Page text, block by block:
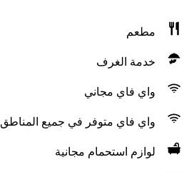
مطعم
خدمة الغرف
واي فاي مجاني
واي فاي متوفر في جميع المناطق
لوازم استحمام مجانية